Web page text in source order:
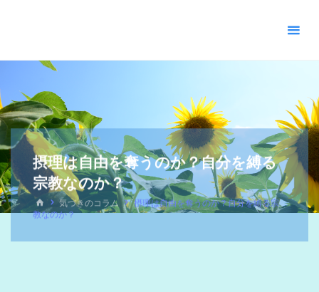
ス
教
福
音
宣
会
_
摂
摂理は自由を奪うのか？自分を縛る
宗教なのか？
気づきのコラム
摂理は自由を奪うのか？自分を縛る宗
教なのか？